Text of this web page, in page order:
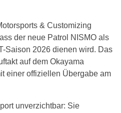
& Customizing
der neue Patrol NISMO als
Saison 2026 dienen wird. Das
auf dem Okayama
einer offiziellen Übergabe am
unverzichtbar: Sie